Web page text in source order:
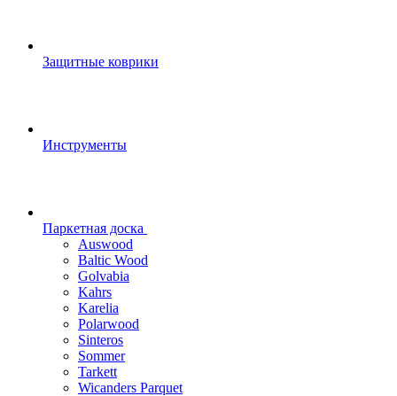
Защитные коврики
Инструменты
Паркетная доска
Auswood
Baltic Wood
Golvabia
Kahrs
Karelia
Polarwood
Sinteros
Sommer
Tarkett
Wicanders Parquet